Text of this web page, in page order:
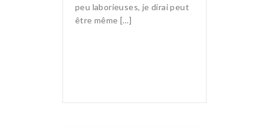
peu laborieuses, je dirai peut
être même […]